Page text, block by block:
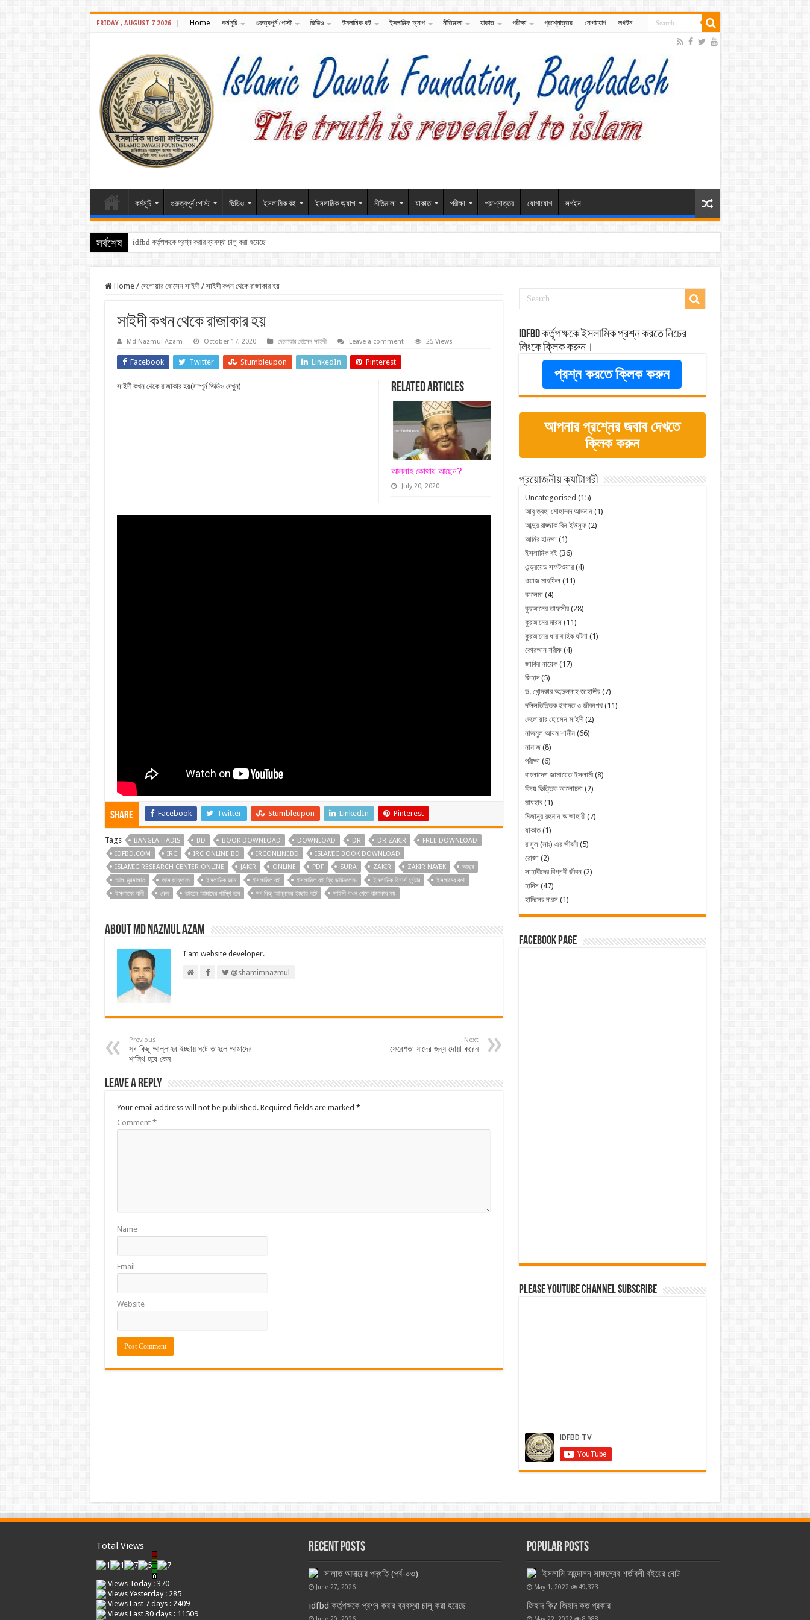
FRIDAY , AUGUST 7 2026 Home কর্মসূচি গুরুত্বপূর্ন পোস্ট ভিডিও ইসলামিক বই ইসলামিক অ্যাপ নীতিমালা যাকাত পরীক্ষা প্রশ্নোত্তর যোগাযোগ লগইন
কর্মসূচি গুরুত্বপূর্ন পোস্ট ভিডিও ইসলামিক বই ইসলামিক অ্যাপ নীতিমালা যাকাত পরীক্ষা প্রশ্নোত্তর যোগাযোগ লগইন
সর্বশেষ idfbd কর্তৃপক্ষকে প্রশ্ন করার ব্যবস্থা চালু করা হয়েছে
Home / দেলোয়ার হোসেন সাইদী / সাইদী কখন থেকে রাজাকার হয়
সাইদী কখন থেকে রাজাকার হয়
Md Nazmul Azam October 17, 2020 দেলোয়ার হোসেন সাইদী Leave a comment 25 Views
Facebook Twitter Stumbleupon LinkedIn Pinterest
Related Articles
আল্লাহ কোথায় আছেন?
July 20, 2020
সাইদী কখন থেকে রাজাকার হয়(সম্পূর্ন ভিডিও দেখুন)
Share Facebook Twitter Stumbleupon LinkedIn Pinterest
Tags BANGLA HADIS BD BOOK DOWNLOAD DOWNLOAD DR DR ZAKIR
FREE DOWNLOAD
IDFBD.COM
IRC IRC ONLINE BD IRCONLINEBD
ISLAMIC BOOK DOWNLOAD
ISLAMIC RESEARCH CENTER ONLINE
JAKIR ONLINE PDF SURA ZAKIR ZAKIR NAYEK
আছর
আল-মুরসালাত
আস ছাফ্‌ফাত ইসলামিক জ্ঞান ইসলামিক বই ইসলামিক বই ফ্রি ডাউনলোড ইসলামিক রিসার্স সেন্টার
ইসলামের কথা
ইসলামের বানী
কেন তাহলে আমাদের শাস্থি হবে সব কিছু আল্লাহর ইচ্ছায় ঘটে সাইদী কখন থেকে রাজাকার হয়
About Md Nazmul Azam
I am website developer.
@shamimnazmul
Previous
সব কিছু আল্লাহর ইচ্ছায় ঘটে তাহলে আমাদের
শাস্থি হবে কেন
Next
ফেরেশতা যাদের জন্য দোয়া করেন
Leave a Reply
Your email address will not be published. Required fields are marked *
Comment *
Name
Email
Website
idfbd কর্তৃপক্ষকে ইসলামিক প্রশ্ন করতে নিচের
লিংকে ক্লিক করুন।
প্রশ্ন করতে ক্লিক করুন
আপনার প্রশ্নের জবাব দেখতে
ক্লিক করুন
প্রয়োজনীয় ক্যাটাগরী
Uncategorised (15)
আবু ত্বহা মোহাম্মদ আদনান(1)
আব্দুর রাজ্জাক বিন ইউসুফ(2)
আমির হামজা(1)
ইসলামিক বই(36)
এন্ড্রয়েড সফটওয়ার(4)
ওয়াজ মাহফিল(11)
কালেমা(4)
কুরআনের তাফসীর(28)
কুরআনের দারস(11)
কুরআনের ধারাবাহিক ঘটনা(1)
কোরআন শরীফ(4)
জাকির নায়েক(17)
জিহাদ(5)
ড. খোন্দকার আব্দুল্লাহ জাহাঙ্গীর(7)
দলিলভিত্তিক ইবাদত ও জীবনপথ(11)
দেলোয়ার হোসেন সাইদী(2)
নাজমুল আযম শামীম(66)
নামাজ(8)
পরীক্ষা(6)
বাংলাদেশ জামায়েত ইসলামী(8)
বিষয় ভিত্তিক আলোচনা(2)
মাযহাব(1)
মিজানুর রহমান আজাহারী(7)
যাকাত(1)
রাসুল (সাঃ) এর জীবনী(5)
রোজা(2)
সাহাবীদের বিপ্লবী জীবন(2)
হাদিস(47)
হাদিসের দারস(1)
Facebook Page
Please Youtube Channel Subscribe
Total Views
Views Today : 370
Views Yesterday : 285
Views Last 7 days : 2409
Views Last 30 days : 11509
Recent Posts
সালাত আদায়ের পদ্ধতি (পর্ব-০৩)
June 27, 2026
idfbd কর্তৃপক্ষকে প্রশ্ন করার ব্যবস্থা চালু করা হয়েছে
Popular Posts
ইসলামি আন্দোলন সাফল্যের শর্তাবলী বইয়ের নোট
May 1, 2022 49,373
জিহাদ কি? জিহাদ কত প্রকার